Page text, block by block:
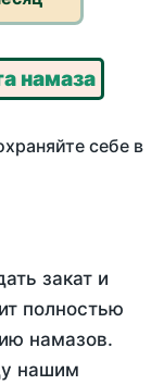
намаза
себе в
закат и
полностью
намазов.
нашим